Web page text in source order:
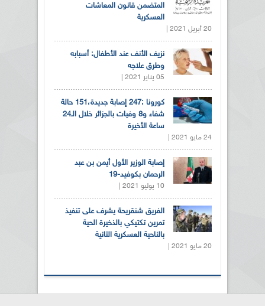
المتضمن قانون المعاشات
العسكرية
20 أبريل 2021 |
نزيف الأنف عند الأطفال: أسبابه
وطرق علاجه
05 يناير 2021 |
كورونا :247 إصابة جديدة،151 حالة
شفاء و8 وفيات بالجزائر خلال الـ24
ساعة الأخيرة
24 مايو 2021 |
إصابة الوزير الأول أيمن بن عبد
الرحمان بكوفيد-19
10 يوليو 2021 |
الفريق شنقريحة يشرف على تنفيذ
تمرين تكتيكي بالذخيرة الحية
بالناحية العسكرية الثانية
20 مايو 2021 |